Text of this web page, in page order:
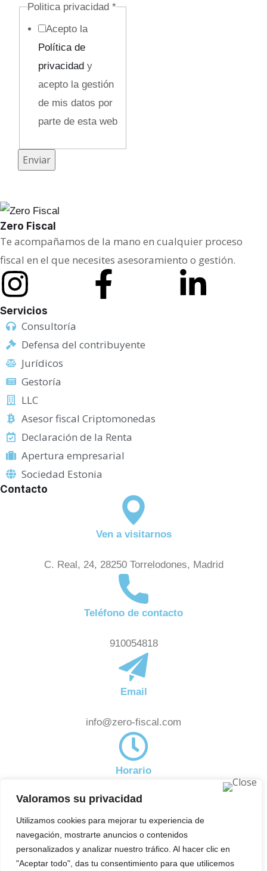
Valoramos su privacidad
Utilizamos cookies para mejorar tu experiencia de
navegación, mostrarte anuncios o contenidos
personalizados y analizar nuestro tráfico. Al hacer clic en
"Aceptar todo", das tu consentimiento para que utilicemos
e
m
e
Politica privacidad *
Acepto la
Política de
privacidady
acepto la gestión
de mis datos por
parte de esta web
Enviar
Zero Fiscal
Te acompañamos de la mano en cualquier proceso
fiscal en el que necesites asesoramiento o gestión.
Servicios
Consultoría
Defensa del contribuyente
Jurídicos
Gestoría
LLC
Asesor fiscal Criptomonedas
Declaración de la Renta
Apertura empresarial
Sociedad Estonia
Contacto
Ven a visitarnos
C. Real, 24, 28250 Torrelodones, Madrid
Teléfono de contacto
910054818
Email
info@zero-fiscal.com
Horario
De 8:00am a 18:00pm
Noticias
Subscríbete a nuestra newsletter y estate al día de
aquellas novedades en el ámbito fiscal que pueden